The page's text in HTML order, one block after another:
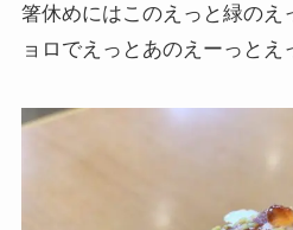
箸休めにはこのえっと緑のえ
ョロでえっとあのえーっとえ